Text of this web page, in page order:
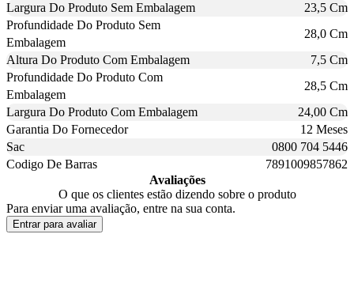
Largura Do Produto Sem Embalagem
23,5 Cm
Profundidade Do Produto Sem
Embalagem
28,0 Cm
Altura Do Produto Com Embalagem
7,5 Cm
Profundidade Do Produto Com
Embalagem
28,5 Cm
Largura Do Produto Com Embalagem
24,00 Cm
Garantia Do Fornecedor
12 Meses
Sac
0800 704 5446
Codigo De Barras
7891009857862
Avaliações
O que os clientes estão dizendo sobre o produto
Para enviar uma avaliação, entre na sua conta.
Entrar para avaliar